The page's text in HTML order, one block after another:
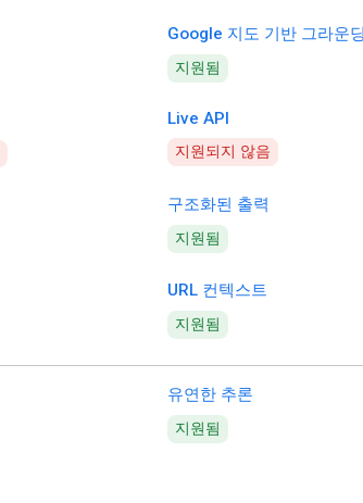
Google 지도 기반 그라운
지원됨
Live API
지원되지 않음
구조화된 출력
지원됨
URL 컨텍스트
지원됨
유연한 추론
지원됨